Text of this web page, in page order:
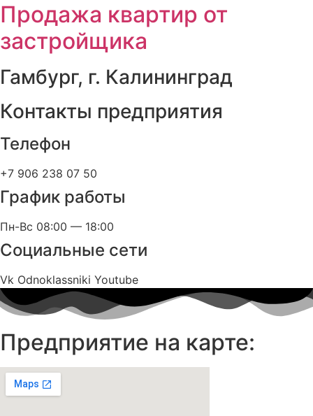
Продажа квартир от
застройщика
Гамбург, г. Калининград
Контакты предприятия
Телефон
+7 906 238 07 50
График работы
Пн-Вс 08:00 — 18:00
Социальные сети
Vk Odnoklassniki Youtube
Предприятие на карте: